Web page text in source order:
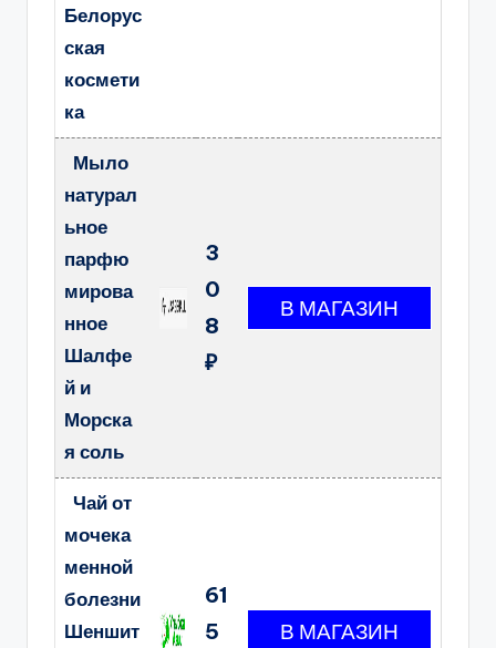
Белорус
ская
космети
ка
Мыло
натурал
ьное
парфю
мирова
нное
Шалфе
й и
Морска
я соль
3
0
8
₽
Чай от
мочека
менной
болезни
Шеншит
61
5